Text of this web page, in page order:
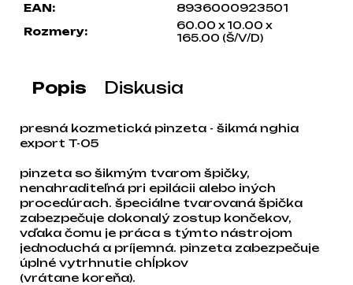
EAN:
8936000923501
Rozmery:
60.00 x 10.00 x
165.00 (Š/V/D)
Popis Diskusia
presná kozmetická pinzeta - šikmá nghia
export T-05
pinzeta so šikmým tvarom špičky,
nenahraditeľná pri epilácii alebo iných
procedúrach. špeciálne tvarovaná špička
zabezpečuje dokonalý zostup končekov,
vďaka čomu je práca s týmto nástrojom
jednoduchá a príjemná. pinzeta zabezpečuje
úplné vytrhnutie chĺpkov
(vrátane koreňa).